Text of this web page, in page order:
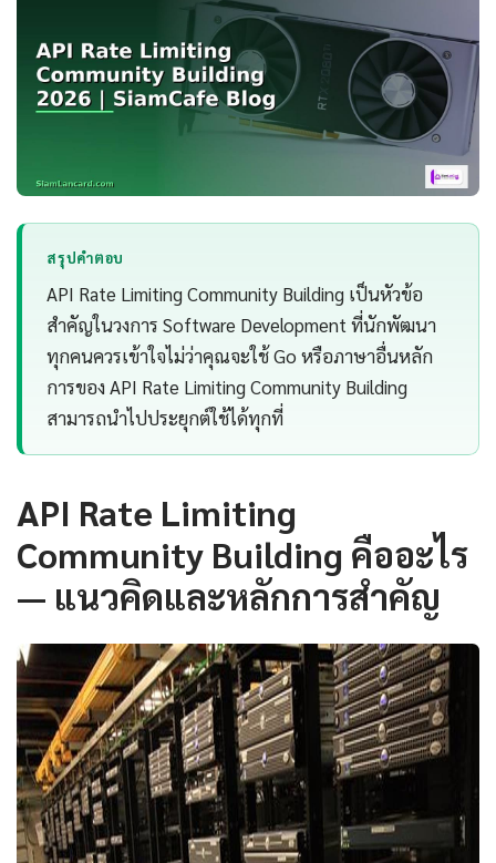
สรุปคำตอบ
API Rate Limiting Community Building เป็นหัวข้อ
สำคัญในวงการ Software Development ที่นักพัฒนา
ทุกคนควรเข้าใจไม่ว่าคุณจะใช้ Go หรือภาษาอื่นหลัก
การของ API Rate Limiting Community Building
สามารถนำไปประยุกต์ใช้ได้ทุกที่
API Rate Limiting
Community Building คืออะไร
— แนวคิดและหลักการสำคัญ